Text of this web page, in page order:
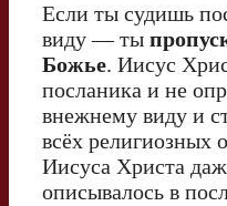
Если ты судишь
виду — ты
Божье. Иисус
посланика и не
внежнему виду и
всёх религиозных
Иисуса Христа
описывалось в